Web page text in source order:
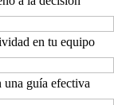
en tu equipo
una guía efectiva